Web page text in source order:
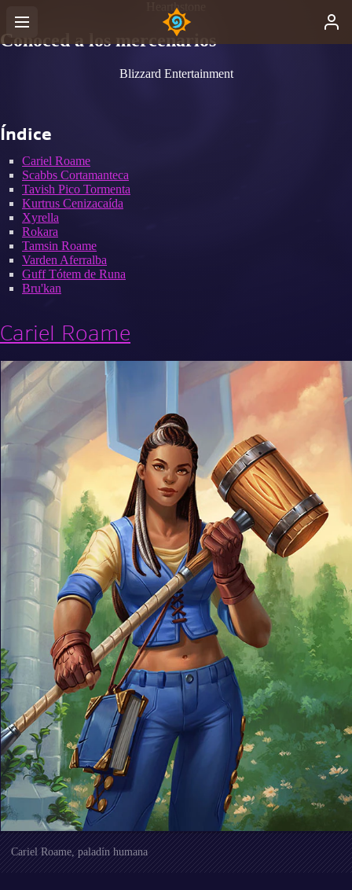
Hearthstone
Conoced a los mercenarios
Blizzard Entertainment
Índice
Cariel Roame
Scabbs Cortamanteca
Tavish Pico Tormenta
Kurtrus Cenizacaída
Xyrella
Rokara
Tamsin Roame
Varden Aferralba
Guff Tótem de Runa
Bru'kan
Cariel Roame
Cariel Roame, paladín humana